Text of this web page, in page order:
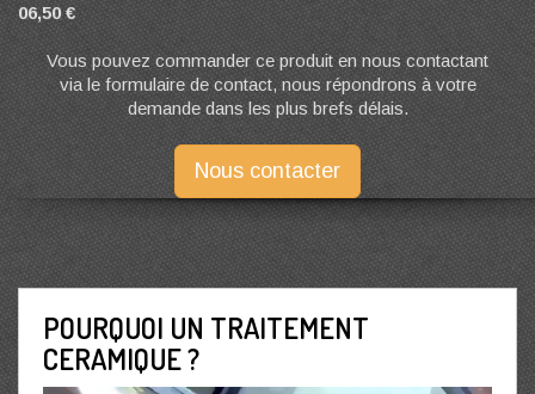
06,50 €
Vous pouvez commander ce produit en nous contactant
via le formulaire de contact, nous répondrons à votre
demande dans les plus brefs délais.
Nous contacter
POURQUOI UN TRAITEMENT
CERAMIQUE ?